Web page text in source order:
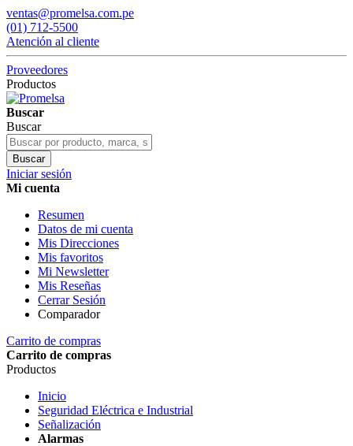
ventas@promelsa.com.pe
(01) 712-5500
Atención al cliente
Proveedores
Productos
Buscar
Buscar
Buscar
Iniciar sesión
Mi cuenta
Resumen
Datos de mi cuenta
Mis Direcciones
Mis favoritos
Mi Newsletter
Mis Reseñas
Cerrar Sesión
Comparador
Carrito de compras
Carrito de compras
Productos
Inicio
Seguridad Eléctrica e Industrial
Señalización
Alarmas